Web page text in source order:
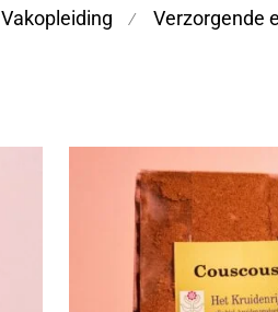
Vakopleiding ⁄ Verzorgende